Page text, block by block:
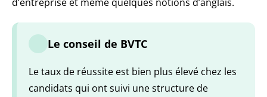
Le conseil de BVTC
Le taux de réussite est bien plus élevé chez les
candidats qui ont suivi une structure de